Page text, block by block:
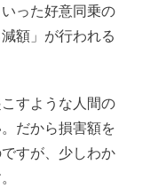
った好意同乗の
額」が行われる
すような人間の
だから損害額を
すが、少しわか